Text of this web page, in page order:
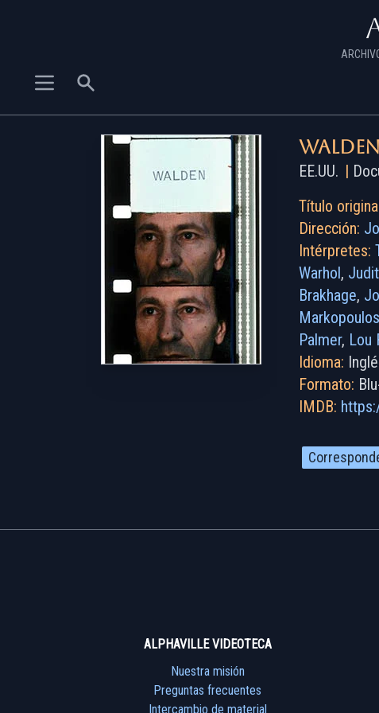
EE.UU. |
Título
Dirección:
Intérpretes:
Warhol,
Brakhage,
Markopoulos
Palmer, Lou
Idioma:
Formato:
IMDB:
ALPHAVILLE VIDEOTECA
Nuestra misión
Preguntas frecuentes
Intercambio de material